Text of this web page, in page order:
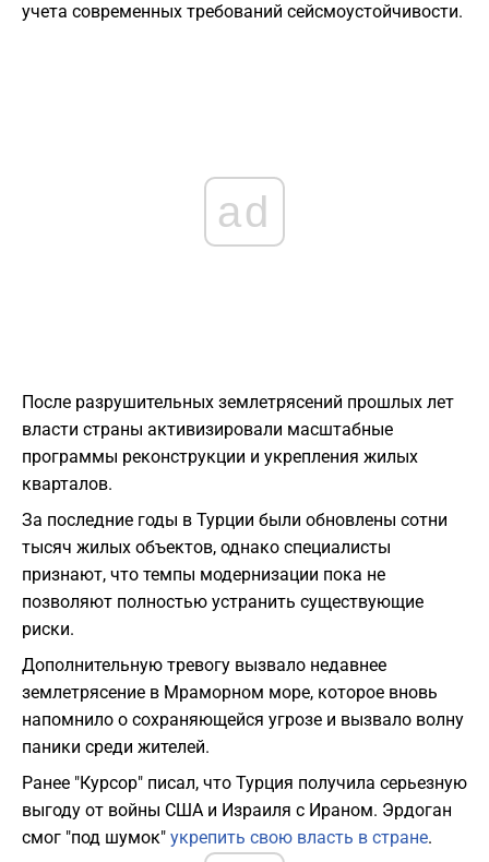
учета современных требований сейсмоустойчивости.
ad
После разрушительных землетрясений прошлых лет
власти страны активизировали масштабные
программы реконструкции и укрепления жилых
кварталов.
За последние годы в Турции были обновлены сотни
тысяч жилых объектов, однако специалисты
признают, что темпы модернизации пока не
позволяют полностью устранить существующие
риски.
Дополнительную тревогу вызвало недавнее
землетрясение в Мраморном море, которое вновь
напомнило о сохраняющейся угрозе и вызвало волну
паники среди жителей.
Ранее "Курсор" писал, что Турция получила серьезную
выгоду от войны США и Израиля с Ираном. Эрдоган
смог "под шумок" укрепить свою власть в стране.